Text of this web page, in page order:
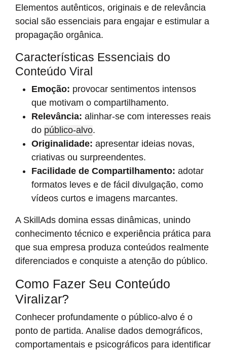
Elementos autênticos, originais e de relevância
social são essenciais para engajar e estimular a
propagação orgânica.
Características Essenciais do
Conteúdo Viral
Emoção: provocar sentimentos intensos
que motivam o compartilhamento.
Relevância: alinhar-se com interesses reais
do público-alvo.
Originalidade: apresentar ideias novas,
criativas ou surpreendentes.
Facilidade de Compartilhamento: adotar
formatos leves e de fácil divulgação, como
vídeos curtos e imagens marcantes.
A SkillAds domina essas dinâmicas, unindo
conhecimento técnico e experiência prática para
que sua empresa produza conteúdos realmente
diferenciados e conquiste a atenção do público.
Como Fazer Seu Conteúdo
Viralizar?
Conhecer profundamente o público-alvo é o
ponto de partida. Analise dados demográficos,
comportamentais e psicográficos para identificar